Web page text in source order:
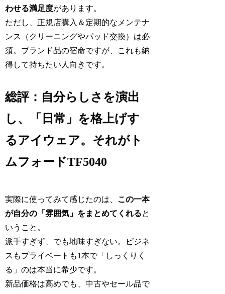
わせる満足度があります。
ただし、正規店購入＆定期的なメンテナ
ンス（クリーニングやパッド交換）は必
須。ブランド品の宿命ですが、これも納
得して持ちたい人向きです。
総評：自分らしさを演出
し、「日常」を格上げす
るアイウェア。それがト
ムフォードTF5040
実際に使ってみて感じたのは、 この一本
が自分の「雰囲気」をまとめてくれると
いうこと。
派手すぎず、でも地味すぎない。ビジネ
スもプライベートも1本で「しっくりく
る」のは本当に希少です。
新品価格は高めでも、中古やセール品で